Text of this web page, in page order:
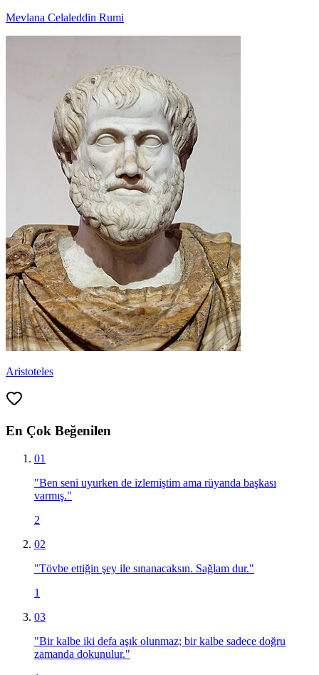
Mevlana Celaleddin Rumi
Aristoteles
En Çok Beğenilen
01
"Ben seni uyurken de izlemiştim ama rüyanda başkası
varmış."
2
02
"Tövbe ettiğin şey ile sınanacaksın. Sağlam dur."
1
03
"Bir kalbe iki defa aşık olunmaz; bir kalbe sadece doğru
zamanda dokunulur."